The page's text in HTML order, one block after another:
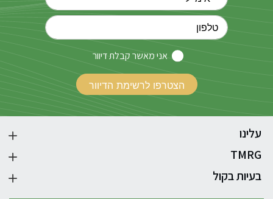
אני מאשר קבלת דיוור
עלינו
TMRG
בעיות בקול